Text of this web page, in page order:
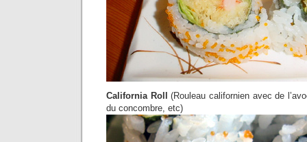
California Roll
(Rouleau californien avec de
du concombre, etc)